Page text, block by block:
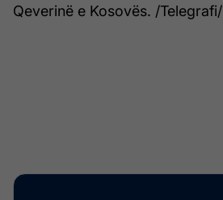
Qeverinë e Kosovës. /Telegrafi/